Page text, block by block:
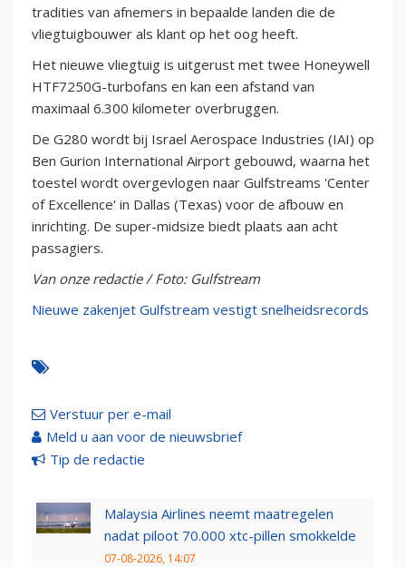
tradities van afnemers in bepaalde landen die de
vliegtuigbouwer als klant op het oog heeft.
Het nieuwe vliegtuig is uitgerust met twee Honeywell
HTF7250G-turbofans en kan een afstand van
maximaal 6.300 kilometer overbruggen.
De G280 wordt bij Israel Aerospace Industries (IAI) op
Ben Gurion International Airport gebouwd, waarna het
toestel wordt overgevlogen naar Gulfstreams 'Center
of Excellence' in Dallas (Texas) voor de afbouw en
inrichting. De super-midsize biedt plaats aan acht
passagiers.
Van onze redactie / Foto: Gulfstream
Nieuwe zakenjet Gulfstream vestigt snelheidsrecords
Verstuur per e-mail
Meld u aan voor de nieuwsbrief
Tip de redactie
Malaysia Airlines neemt maatregelen
nadat piloot 70.000 xtc-pillen smokkelde
07-08-2026, 14:07